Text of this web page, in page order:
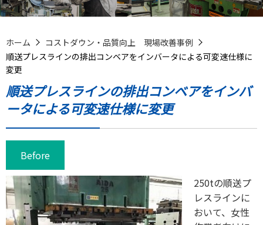
ホーム
コストダウン・品質向上 現場改善事例
順送プレスラインの排出コンベアをインバータによる可変速仕様に
変更
順送プレスラインの排出コンベアをインバ
ータによる可変速仕様に変更
Before
250tの順送プ
レスラインに
おいて、女性